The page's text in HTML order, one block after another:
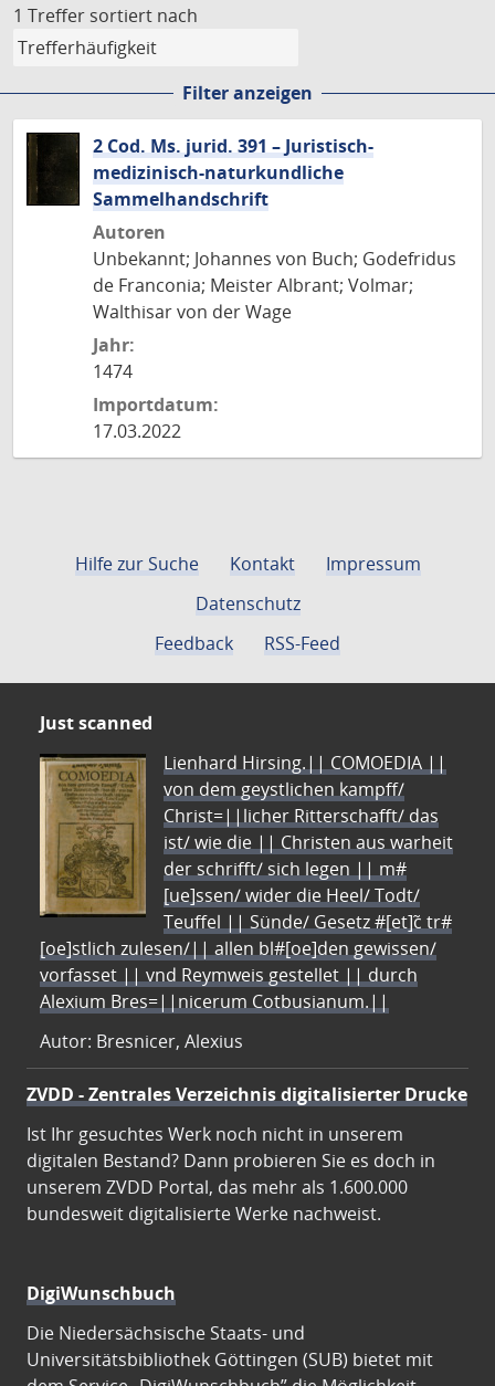
1 Treffer sortiert nach
Filter anzeigen
2 Cod. Ms. jurid. 391 – Juristisch-
medizinisch-naturkundliche
Sammelhandschrift
Autoren
Unbekannt; Johannes von Buch; Godefridus
de Franconia; Meister Albrant; Volmar;
Walthisar von der Wage
Jahr:
1474
Importdatum:
17.03.2022
Hilfe zur Suche Kontakt
Impressum
Datenschutz
Feedback
RSS-Feed
Just scanned
Lienhard Hirsing.|| COMOEDIA ||
von dem geystlichen kampff/
Christ=||licher Ritterschafft/ das
ist/ wie die || Christen aus warheit
der schrifft/ sich legen || m#
[ue]ssen/ wider die Heel/ Todt/
Teuffel || Sünde/ Gesetz #[et]c̃ tr#
[oe]stlich zulesen/|| allen bl#[oe]den gewissen/
vorfasset || vnd Reymweis gestellet || durch
Alexium Bres=||nicerum Cotbusianum.||
Autor: Bresnicer, Alexius
ZVDD - Zentrales Verzeichnis digitalisierter Drucke
Ist Ihr gesuchtes Werk noch nicht in unserem
digitalen Bestand? Dann probieren Sie es doch in
unserem ZVDD Portal, das mehr als 1.600.000
bundesweit digitalisierte Werke nachweist.
DigiWunschbuch
Die Niedersächsische Staats- und
Universitätsbibliothek Göttingen (SUB) bietet mit